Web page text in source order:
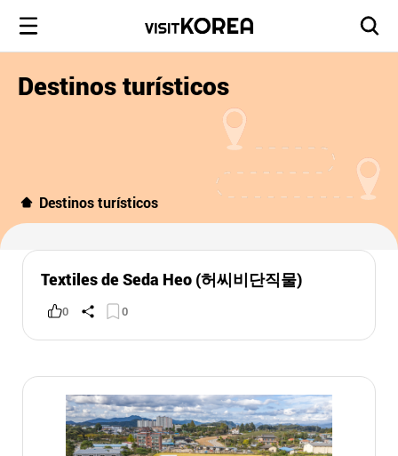
Destinos turísticos
Destinos turísticos
Textiles de Seda Heo (허씨비단직물)
0 0